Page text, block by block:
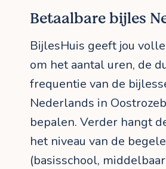
Betaalbare bijles
BijlesHuis geeft jou
om het aantal uren, de
frequentie van de
Nederlands in
bepalen. Verder hangt
het niveau van de
(basisschool,